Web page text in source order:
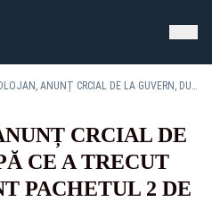
ILIE BOLOJAN, ANUNȚ CRCIAL DE LA GUVERN, DUPĂ CE A TRECUT PRIN PARLAMENT PACHETUL 2 DE MĂSURI ALE SĂRĂCIEI: TREBUIE SĂ FACEM REDUCERI DE PERSONAL! BANII SE DUC ÎNTR-O GAURĂ NEAGRĂ
CRCIAL DE
CE A TRECUT
PACHETUL 2 DE